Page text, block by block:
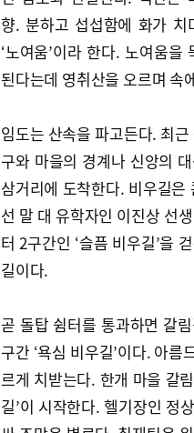
향. 분하고 섭섭함에 화가 치
‘노여움’이라 한다. 노여움을
된다는데 영취산을 오르며 속
임도는 산속을 파고든다. 최
구와 마을의 경계나 신앙의
삼거리에 도착한다. 비우길
선 말 대 유학자인 이진상 선
터 2구간인 ‘슬픔 비우길’을
길이다.
곧 돌탑 쉼터를 통과하면 갈
구간 ‘욕심 비우길’이다. 아
르게 치받는다. 한개 마을 갈
길’이 시작한다. 헬기장인 정